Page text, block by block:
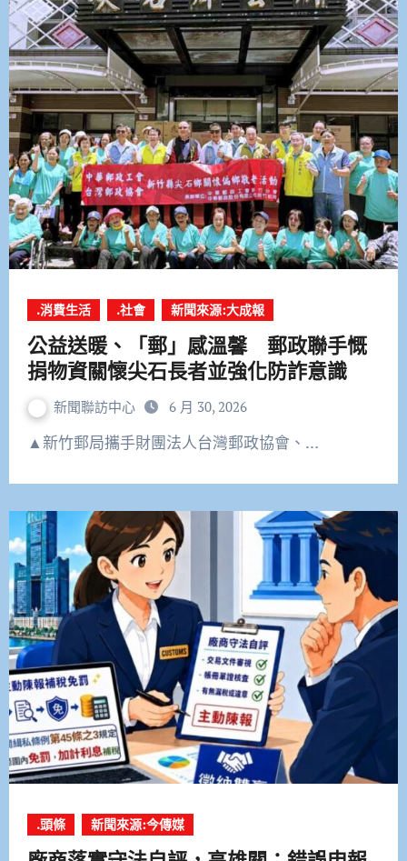
.消費生活 .社會 新聞來源:大成報
公益送暖、「郵」感溫馨 郵政聯手慨
捐物資關懷尖石長者並強化防詐意識
新聞聯訪中心 6 月 30, 2026
▲新竹郵局攜手財團法人台灣郵政協會、…
.頭條 新聞來源:今傳媒